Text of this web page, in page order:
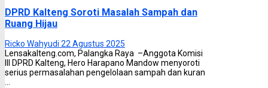
DPRD Kalteng Soroti Masalah Sampah dan
Ruang Hijau
Ricko Wahyudi 22 Agustus 2025
Lensakalteng.com, Palangka Raya –Anggota Komisi
III DPRD Kalteng, Hero Harapano Mandow menyoroti
serius permasalahan pengelolaan sampah dan kuran